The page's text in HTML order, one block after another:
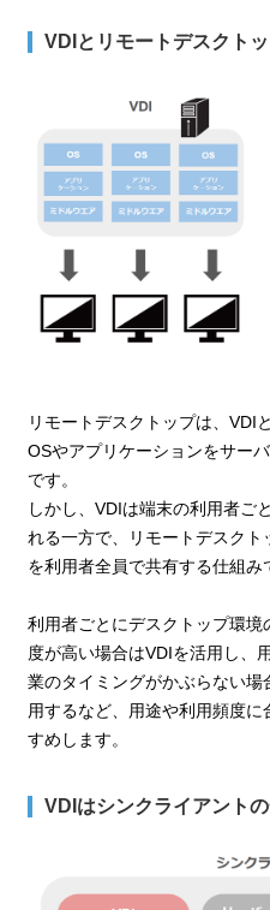
VDIとリモートデスクト
リモートデスクトップは、VDI
OSやアプリケーションをサー
です。
しかし、VDIは端末の利用者ご
れる一方で、リモートデスク
を利用者全員で共有する仕組み
利用者ごとにデスクトップ環
度が高い場合はVDIを活用し、
業のタイミングがかぶらない
用するなど、用途や利用頻度
すめします。
VDIはシンクライアント